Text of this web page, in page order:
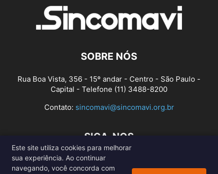
SOBRE NÓS
Rua Boa Vista, 356 - 15º andar - Centro - São Paulo -
Capital - Telefone (11) 3488-8200
Contato: sincomavi@sincomavi.org.br
SIGA-NOS
Este site utiliza cookies para melhorar
sua experiência. Ao continuar
navegando, você concorda com